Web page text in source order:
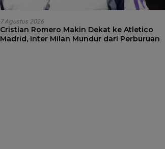
7 Agustus 2026
Cristian Romero Makin Dekat ke Atletico
Madrid, Inter Milan Mundur dari Perburuan